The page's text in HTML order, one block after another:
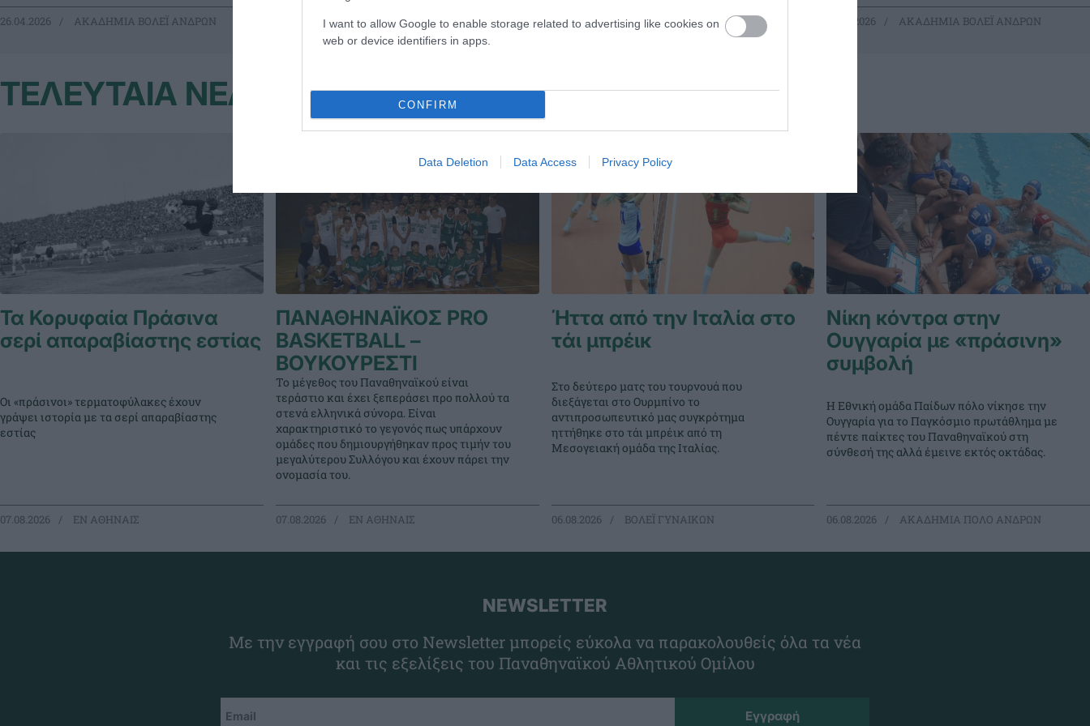
I want to allow Google to enable storage related to advertising like cookies on
web or device identifiers in apps.
CONFIRM
Data Deletion Data Access Privacy Policy
26.04.2026 ΑΚΑΔΗΜΙΑ ΒΟΛΕΪ ΑΝΔΡΩΝ 20.04.2026 ΑΚΑΔΗΜΙΑ ΒΟΛΕΪ ΑΝΔΡΩΝ 17.04.2026 ΑΚΑΔΗΜΙΑ ΒΟΛΕΪ ΑΝΔΡΩΝ 16.04.2026 ΑΚΑΔΗΜΙΑ ΒΟΛΕΪ ΑΝΔΡΩΝ
ΤΕΛΕΥΤΑΙΑ ΝΕΑ
Τα Κορυφαία Πράσινα
σερί απαραβίαστης εστίας
Οι «πράσινοι» τερματοφύλακες έχουν
γράψει ιστορία με τα σερί απαραβίαστης
εστίας
07.08.2026 EΝ ΑΘΗΝΑΙΣ
ΠΑΝΑΘΗΝΑΪΚΟΣ PRO
BASKETBALL –
ΒΟΥΚΟΥΡΕΣΤΙ
Το μέγεθος του Παναθηναϊκού είναι
τεράστιο και έχει ξεπεράσει προ πολλού τα
στενά ελληνικά σύνορα. Είναι
χαρακτηριστικό το γεγονός πως υπάρχουν
ομάδες που δημιουργήθηκαν προς τιμήν του
μεγαλύτερου Συλλόγου και έχουν πάρει την
ονομασία του.
07.08.2026 EΝ ΑΘΗΝΑΙΣ
Ήττα από την Ιταλία στο
τάι μπρέικ
Στο δεύτερο ματς του τουρνουά που
διεξάγεται στο Ουρμπίνο το
αντιπροσωπευτικό μας συγκρότημα
ηττήθηκε στο τάι μπρέικ από τη
Μεσογειακή ομάδα της Ιταλίας.
06.08.2026 ΒΟΛΕΪ ΓΥΝΑΙΚΩΝ
Νίκη κόντρα στην
Ουγγαρία με «πράσινη»
συμβολή
Η Εθνική ομάδα Παίδων πόλο νίκησε την
Ουγγαρία για το Παγκόσμιο πρωτάθλημα με
πέντε παίκτες του Παναθηναϊκού στη
σύνθεσή της αλλά έμεινε εκτός οκτάδας.
06.08.2026 ΑΚΑΔΗΜΙΑ ΠΟΛΟ ΑΝΔΡΩΝ
NEWSLETTER
Με την εγγραφή σου στο Newsletter μπορείς εύκολα να παρακολουθείς όλα τα νέα
και τις εξελίξεις του Παναθηναϊκού Αθλητικού Ομίλου